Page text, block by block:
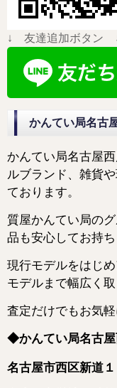
↓ 友達追加ボタン
かんてい局名古
かんてい局名古屋
ルブランド、雑貨
ております。
質屋かんてい局の
品も安心してお持ち
現行モデルをはじ
モデルまで幅広く
査定だけでもお気
◆かんてい局名古
名古屋市西区新道